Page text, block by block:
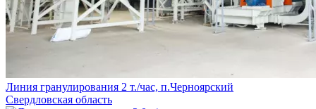
Линия гранулирования 2 т./час, п.Черноярский
Свердловская область